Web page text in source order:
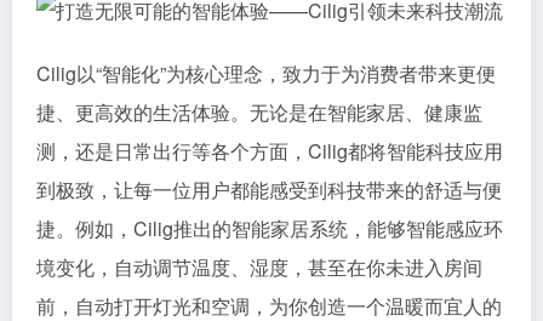
Cilig以“智能化”为核心理念，致力于为消费者带来更便
捷、更高效的生活体验。无论是在智能家居、健康监
测，还是日常出行等各个方面，Cilig都将智能科技应用
到极致，让每一位用户都能感受到科技带来的舒适与便
捷。例如，Cilig推出的智能家居系统，能够智能感应环
境变化，自动调节温度、湿度，甚至在你未进入房间
前，自动打开灯光和空调，为你创造一个温暖而宜人的